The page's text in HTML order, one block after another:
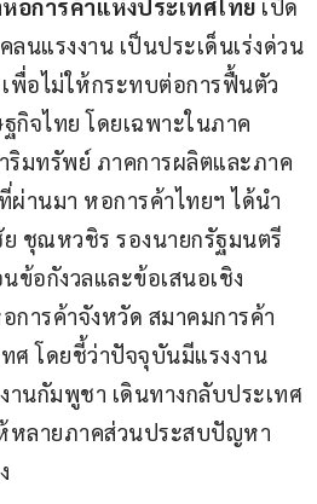
อการค้าแห่งประเทศไทย เปิด
นแรงงาน เป็นประเด็นเร่งด่วน
เพื่อไม่ให้กระทบต่อการฟื้นตัว
กิจไทย โดยเฉพาะในภาค
ริมทรัพย์ ภาคการผลิตและภาค
ผ่านมา หอการค้าไทยฯ ได้นำ
ชุณหวชิร รองนายกรัฐมนตรี
ข้อกังวลและข้อเสนอเชิง
การค้าจังหวัด สมาคมการค้า
ศ โดยชี้ว่าปัจจุบันมีแรงงาน
านกัมพูชา เดินทางกลับประเทศ
หลายภาคส่วนประสบปัญหา